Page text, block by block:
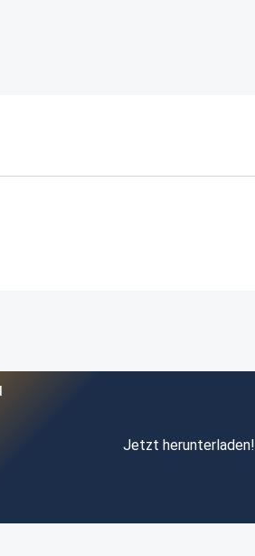
Jetzt herunterladen!